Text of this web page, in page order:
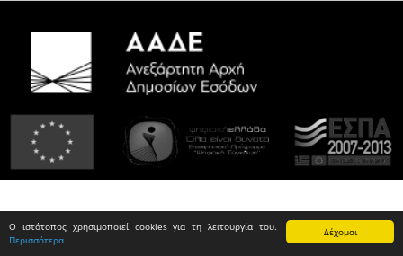
Δέχομαι
Ο ιστότοπος χρησιμοποιεί cookies για τη λειτουργία του.
Περισσότερα